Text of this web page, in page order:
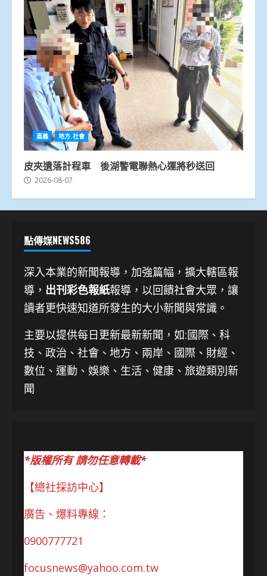
嘉義 地方.社會
皮夾遺落計程車 後湖警電聯熱心運將秒送回
2026-08-07
點傳媒NEWS586
深入本業的新聞報導，加強篇幅，擴大轄區報
導， 出刊彩色報紙報導，以回饋社會大眾，讓
讀者更快速知道所發生的大小新聞與常識。
主要以提供每日更新最新新聞 ，如:國際、科
技、 政治、社會、地方、兩岸、國際、財經、
數位、運動、娛樂、生活、健康、旅遊類別新
聞
*版權所有 請勿任意轉載*
【總社採訪中心】
廣告、爆料專線：
0900777721
focusnews@yahoo.com.tw